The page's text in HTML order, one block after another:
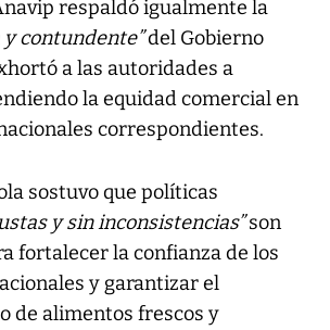
respaldó igualmente la
y contundente”del Gobierno
a las autoridades a
la equidad comercial en
correspondientes.
sostuvo que políticas
y sin inconsistencias”son
fortalecer la confianza de los
y garantizar el
de alimentos frescos y